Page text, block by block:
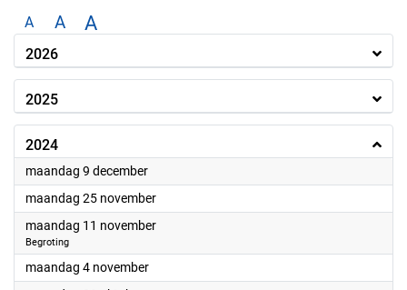
A A A
2026
2025
2024
maandag 9 december2024
maandag 25 november2024
maandag 11 november2024
Begroting
maandag 4 november2024